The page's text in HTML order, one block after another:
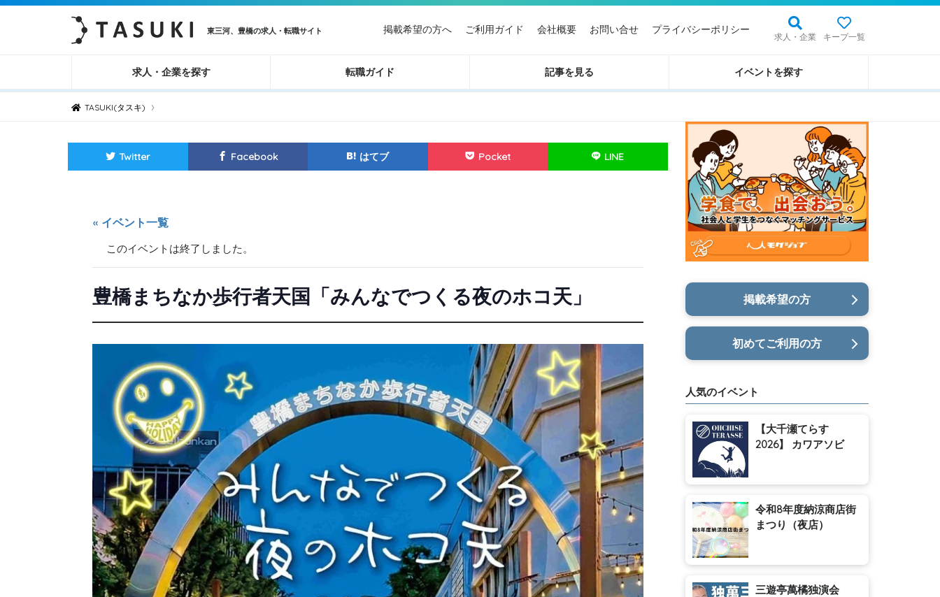
東三河、豊橋の求人・転職サイト
求人・企業 キープ一覧
掲載希望の方へ ご利用ガイド 会社概要 お問い合せ プライバシーポリシー
求人・企業を探す 転職ガイド 記事を見る イベントを探す
TASUKI(タスキ) ›
Twitter Facebook はてブ Pocket LINE
« イベント一覧
このイベントは終了しました。
豊橋まちなか歩行者天国「みんなでつくる夜のホコ天」 掲載希望の方
初めてご利用の方
人気のイベント
【大千瀬てらす
2026】 カワアソビ
令和8年度納涼商店街
まつり（夜店）
三遊亭萬橘独演会